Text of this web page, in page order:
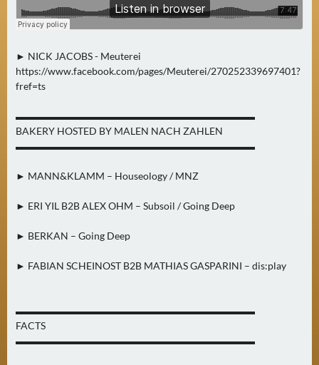
N
C
H
S
E
R
R
I
T
G
)
► NICK JACOBS - Meuterei
https://www.facebook.com/pages/Meuterei/270252339697401?
fref=ts
▬▬▬▬▬▬▬▬▬▬▬▬▬▬▬▬▬▬▬▬▬▬▬▬
BAKERY HOSTED BY MALEN NACH ZAHLEN
▬▬▬▬▬▬▬▬▬▬▬▬▬▬▬▬▬▬▬▬▬▬▬▬
► MANN&KLAMM – Houseology / MNZ
► ERI YIL B2B ALEX OHM – Subsoil / Going Deep
► BERKAN – Going Deep
► FABIAN SCHEINOST B2B MATHIAS GASPARINI – dis:play
▬▬▬▬▬▬▬▬▬▬▬▬▬▬▬▬▬▬▬▬▬▬▬▬
FACTS
▬▬▬▬▬▬▬▬▬▬▬▬▬▬▬▬▬▬▬▬▬▬▬▬